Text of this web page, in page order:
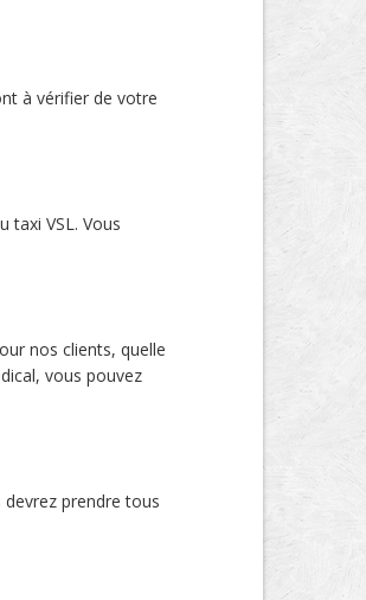
à vérifier de votre
taxi VSL. Vous
nos clients, quelle
vous pouvez
prendre tous